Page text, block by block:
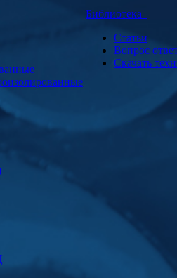
Библиотека
Статьи
Вопрос
Скачать